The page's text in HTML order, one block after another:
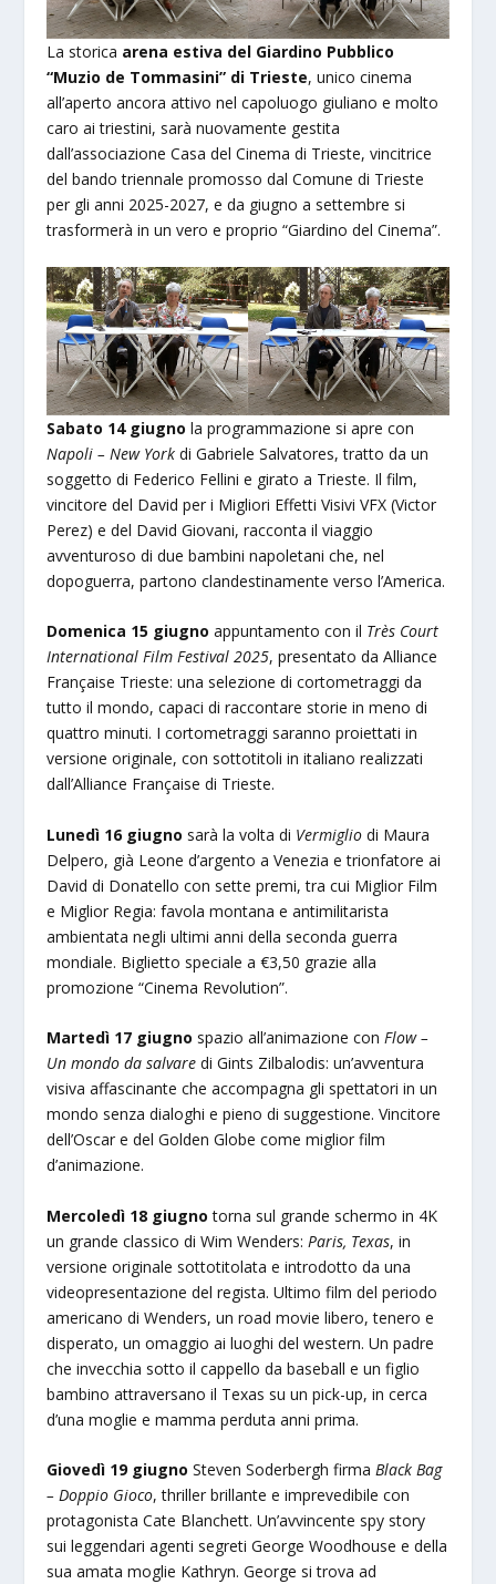
La storica arena estiva del Giardino Pubblico
“Muzio de Tommasini” di Trieste, unico cinema
all’aperto ancora attivo nel capoluogo giuliano e molto
caro ai triestini, sarà nuovamente gestita
dall’associazione Casa del Cinema di Trieste, vincitrice
del bando triennale promosso dal Comune di Trieste
per gli anni 2025-2027, e da giugno a settembre si
trasformerà in un vero e proprio “Giardino del Cinema”.
Sabato 14 giugno la programmazione si apre con
Napoli – New York di Gabriele Salvatores, tratto da un
soggetto di Federico Fellini e girato a Trieste. Il film,
vincitore del David per i Migliori Effetti Visivi VFX (Victor
Perez) e del David Giovani, racconta il viaggio
avventuroso di due bambini napoletani che, nel
dopoguerra, partono clandestinamente verso l’America.
Domenica 15 giugno appuntamento con il Très Court
International Film Festival 2025, presentato da Alliance
Française Trieste: una selezione di cortometraggi da
tutto il mondo, capaci di raccontare storie in meno di
quattro minuti. I cortometraggi saranno proiettati in
versione originale, con sottotitoli in italiano realizzati
dall’Alliance Française di Trieste.
Lunedì 16 giugno sarà la volta di Vermiglio di Maura
Delpero, già Leone d’argento a Venezia e trionfatore ai
David di Donatello con sette premi, tra cui Miglior Film
e Miglior Regia: favola montana e antimilitarista
ambientata negli ultimi anni della seconda guerra
mondiale. Biglietto speciale a €3,50 grazie alla
promozione “Cinema Revolution”.
Martedì 17 giugno spazio all’animazione conFlow –
Un mondo da salvare di Gints Zilbalodis: un’avventura
visiva affascinante che accompagna gli spettatori in un
mondo senza dialoghi e pieno di suggestione. Vincitore
dell’Oscar e del Golden Globe come miglior film
d’animazione.
Mercoledì 18 giugno torna sul grande schermo in 4K
un grande classico di Wim Wenders: Paris, Texas, in
versione originale sottotitolata e introdotto da una
videopresentazione del regista. Ultimo film del periodo
americano di Wenders, un road movie libero, tenero e
disperato, un omaggio ai luoghi del western. Un padre
che invecchia sotto il cappello da baseball e un figlio
bambino attraversano il Texas su un pick-up, in cerca
d’una moglie e mamma perduta anni prima.
Giovedì 19 giugno Steven Soderbergh firmaBlack Bag
– Doppio Gioco, thriller brillante e imprevedibile con
protagonista Cate Blanchett. Un’avvincente spy story
sui leggendari agenti segreti George Woodhouse e della
sua amata moglie Kathryn. George si trova ad